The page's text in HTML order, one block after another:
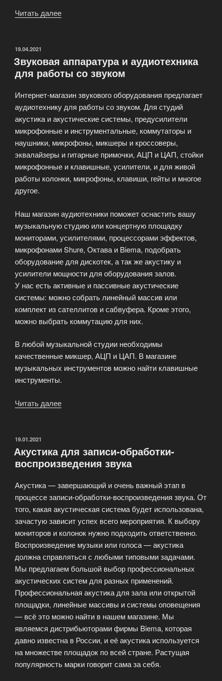
Читать далее
e-
Vox»
ОПУБЛИКОВАНО
19.04.2021
Звуковая аппаратура и аудиотехника
для работы со звуком
Интернет-магазин звукового оборудования предлагает
аудиотехнику для работы со звуком. Для студий
акустика и акустические системы, предусилители
микрофонные и инструментальные, коммутаторы и
наушники, микрофоны, микшеры и кроссоверы,
эквалайзеры и гитарные примочки, АЦП и ЦАП, стойки
микрофонные и клавишные, усилители, и для живой
работы колонки, микрофоны, клавиши, гейты и многое
другое.
Наш магазин аудиотехники поможет оснастить вашу
музыкальную студию или концертную площадку
мониторами, усилителями, процессорами эффектов,
микрофонами Shure, Октава и Biema, подобрать
оборудование для дискотек, а так же акустику и
усилители мощности для оборудования залов.
У нас есть активные и пассивные акустические
системы: можно собрать линейный массив или
комплект из сателлитов и сабвуфера. Кроме этого,
можно выбрать коммутацию для них.
В любой музыкальной студии необходимы
качественные микшер, АЦП и ЦАП. В магазине
музыкальных инструментов можно найти клавишные
инструменты.
Читать далее
для
работы
звуком»
ОПУБЛИКОВАНО
19.01.2021
Акустика для записи-обработки-
воспроизведения звука
Акустика — завершающий и очень важный этап в
процессе записи-обработки-воспроизведения звука. От
того, какая акустическая система будет использована,
зачастую зависит успех всего мероприятия. К выбору
мониторов и колонок нужно подходить ответственно.
Воспроизведение музыки или голоса — акустика
должна справляться с любыми типовыми задачами.
Мы предлагаем большой выбор профессиональных
акустических систем для разных применений.
Профессиональная акустика для зала или открытой
площадки, линейные массивы и системы оповещения
— всё это можно найти в нашем магазине. Мы
являемся дистрибьюторами фирмы Biema, которая
давно известна в России, и её акустика используется
на множестве площадок по всей стране. Растущая
популярность марки говорит сама за себя.